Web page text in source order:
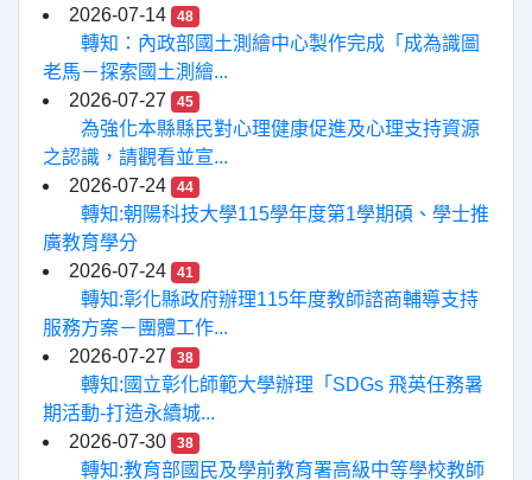
2026-07-14
48
轉知：內政部國土測繪中心製作完成「成為識圖
老馬－探索國土測繪...
2026-07-27
45
為強化本縣縣民對心理健康促進及心理支持資源
之認識，請觀看並宣...
2026-07-24
44
轉知:朝陽科技大學115學年度第1學期碩、學士推
廣教育學分
2026-07-24
41
轉知:彰化縣政府辦理115年度教師諮商輔導支持
服務方案－團體工作...
2026-07-27
38
轉知:國立彰化師範大學辦理「SDGs 飛英任務暑
期活動-打造永續城...
2026-07-30
38
轉知:教育部國民及學前教育署高級中等學校教師